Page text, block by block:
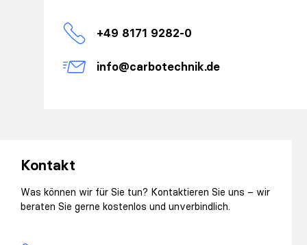
+49 8171 9282-0
info@carbotechnik.de
Kontakt
Was können wir für Sie tun? Kontaktieren Sie uns – wir
beraten Sie gerne kostenlos und unverbindlich.